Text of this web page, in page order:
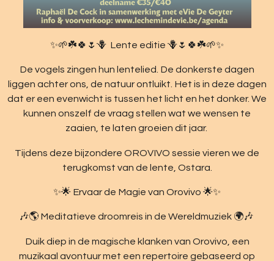
✨🌱☘️🍀🌷🪻 Lente editie 🪻🌷🍀☘️🌱✨
De vogels zingen hun lentelied. De donkerste dagen
liggen achter ons, de natuur ontluikt. Het is in deze dagen
dat er een evenwicht is tussen het licht en het donker. We
kunnen onszelf de vraag stellen wat we wensen te
zaaien, te laten groeien dit jaar.
Tijdens deze bijzondere OROVIVO sessie vieren we de
terugkomst van de lente, Ostara.
✨🌟 Ervaar de Magie van Orovivo 🌟✨
🎶🌎 Meditatieve droomreis in de Wereldmuziek 🌍🎶
Duik diep in de magische klanken van Orovivo, een
muzikaal avontuur met een repertoire gebaseerd op